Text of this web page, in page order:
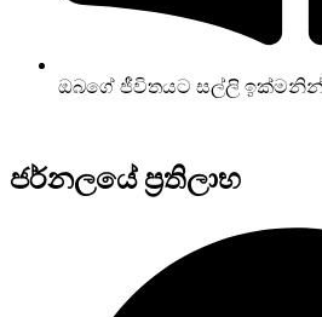
ඔබගේ ජීවිතයට සල්ලි
ජර්නලයේ ප්‍රතිලාභ